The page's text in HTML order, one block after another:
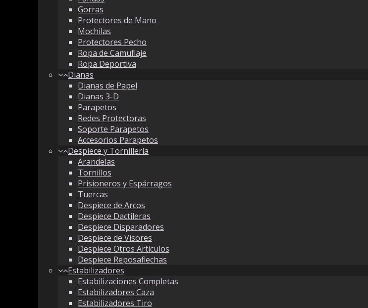
Gorras
Protectores de Mano
Mochilas
Protectores Pecho
Ropa de Camuflaje
Ropa Deportiva
Dianas
Dianas de Papel
Dianas 3-D
Parapetos
Redes Protectoras
Soporte Parapetos
Accesorios Parapetos
Despiece y Tornillería
Arandelas
Tornillos
Prisioneros y Espárragos
Tuercas
Despiece de Arcos
Despiece Dactileras
Despiece Disparadores
Despiece de Visores
Despiece Otros Artículos
Despiece Reposaflechas
Estabilizadores
Estabilizaciones Completas
Estabilizadores Caza
Estabilizadores Tiro